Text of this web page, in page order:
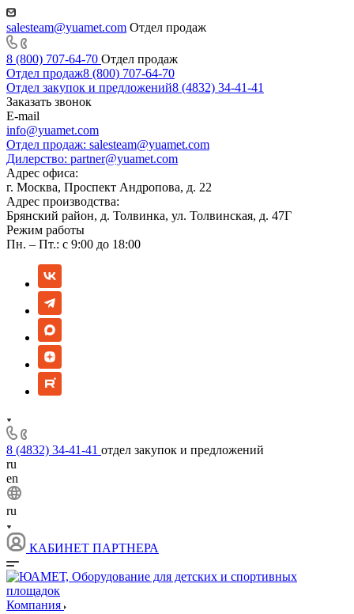
salesteam@yuamet.com Отдел продаж
8 (800) 707-64-70 Отдел продаж
Отдел продаж8 (800) 707-64-70
Отдел закупок и предложений8 (4832) 34-41-41
Заказать звонок
E-mail
info@yuamet.com
Отдел продаж: salesteam@yuamet.com
Дилерство: partner@yuamet.com
Адрес офиса:
г. Москва, Проспект Андропова, д. 22
Адрес производства:
Брянский район, д. Толвинка, ул. Толвинская, д. 47Г
Режим работы
Пн. – Пт.: с 9:00 до 18:00
8 (4832) 34-41-41 отдел закупок и предложений
ru
en
ru
КАБИНЕТ ПАРТНЕРА
Компания